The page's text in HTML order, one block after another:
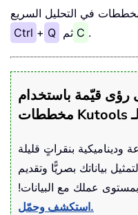
Ctrl + Q ثم C .
رؤى قيّمة باستخدام
بنقراتٍ قليلة
بياناتك بصريًّا وتقديم
عملك مع البيانات!
استكشف وحمّل.